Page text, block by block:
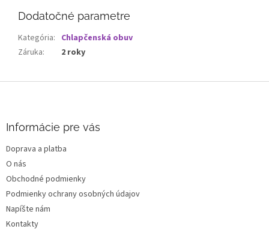
Dodatočné parametre
Kategória: Chlapčenská obuv
Záruka: 2 roky
e
Informácie pre vás
Doprava a platba
O nás
Obchodné podmienky
Podmienky ochrany osobných údajov
Napíšte nám
Kontakty